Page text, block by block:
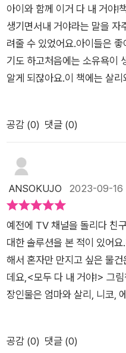
리는 니코가 자기가 좋아하는
않습니다. “다람쥐는 내 거야
엄마는 다람쥐를 잠시 옷장
면 꺼내자고 하면서요. 살리
대도 모두 옷장에 넣겠다고
아지 그림 액자도 정말로 좋
다. 그뿐만 아니라 텔레비전도
말 많은 것을 좋아해서 좋아
게다가 니코가 엄마랑 놀면
장에 숨겨버립니다. 니코가
되니까요. 니코가 도착하자 모
른 친구 에바가 니코와 놀아줄
에 밀어 넣어요! 모든 것을 숨
이 바깥에 있을 때 더 재미있
요.아직 자기 물건을 친구와
신선하고 재미있는 접근 방식
쉬울 수도 있습니다. 좋아하
우는 귀여운 아이 이야기에요
아이와 함께 이거 다 내 거야!
생기면서내 거야라는 말을 자
려줄 수 있었어요.아이들은
기도 하고처음에는 소유욕이
알게 되잖아요.이 책에는 살
쥐를 잠시 옷장에 넣어 두기
많은물건들이 들어가게 되죠.
요.숨기는 것도 결국 힘들다
공유하고함께 노는 법을 알려
의하여 작성함]
공감 (0) 댓글 (0)
ANSOKUJO 2023-09-16
예전에 TV 채널을 돌리다 친
대한 솔루션을 본 적이 있어
해서 혼자만 만지고 싶은 물
데요,<모두 다 내 거야!> 그
장인물은 엄마와 살리, 니코,
제 기억으로 스웨덴 그림책은
는 세계여행 흥미진진합니다.
공감 (0) 댓글 (0)